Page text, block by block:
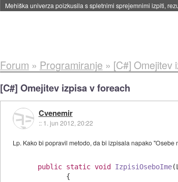
Mehiška univerza poizkusila s spletnimi sprejemnimi izpiti,
Forum » Programiranje » [C#] Omejitev
[C#] Omejitev izpisa v foreach
Cvenemir
:: 1. jun 2012, 20:22
Lp. Kako bi popravil metodo, da bi izpisala napako
public static void IzpisiOseboIme(
        {